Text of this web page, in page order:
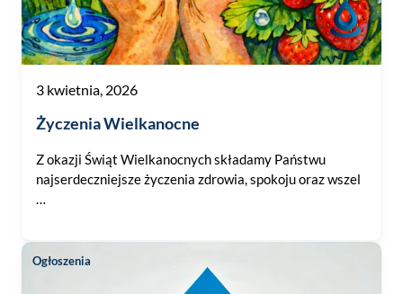
3 kwietnia, 2026
Życzenia Wielkanocne
Z okazji Świąt Wielkanocnych składamy Państwu
najserdeczniejsze życzenia zdrowia, spokoju oraz wszel
…
Ogłoszenia